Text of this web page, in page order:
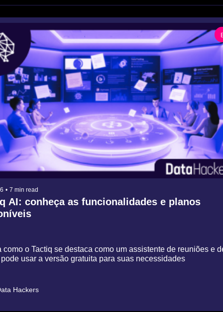
• 7 min read
AI: conheça as funcionalidades e planos
como o Tactiq se destaca como um assistente de reuniões e
usar a versão gratuita para suas necessidades
Hackers